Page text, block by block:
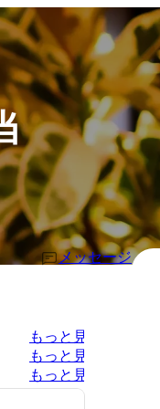
メッセージ
もっと見る
もっと見る
もっと見る